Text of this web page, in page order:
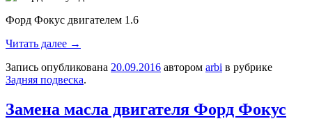
Форд Фокус двигателем 1.6
Читать далее →
Запись опубликована 20.09.2016 автором arbi в рубрике
Задняя подвеска.
Замена масла двигателя Форд Фокус